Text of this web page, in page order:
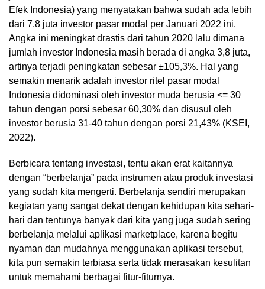
Efek Indonesia) yang menyatakan bahwa sudah ada lebih
dari 7,8 juta investor pasar modal per Januari 2022 ini.
Angka ini meningkat drastis dari tahun 2020 lalu dimana
jumlah investor Indonesia masih berada di angka 3,8 juta,
artinya terjadi peningkatan sebesar ±105,3%. Hal yang
semakin menarik adalah investor ritel pasar modal
Indonesia didominasi oleh investor muda berusia <= 30
tahun dengan porsi sebesar 60,30% dan disusul oleh
investor berusia 31-40 tahun dengan porsi 21,43% (KSEI,
2022).
Berbicara tentang investasi, tentu akan erat kaitannya
dengan “berbelanja” pada instrumen atau produk investasi
yang sudah kita mengerti. Berbelanja sendiri merupakan
kegiatan yang sangat dekat dengan kehidupan kita sehari-
hari dan tentunya banyak dari kita yang juga sudah sering
berbelanja melalui aplikasi marketplace, karena begitu
nyaman dan mudahnya menggunakan aplikasi tersebut,
kita pun semakin terbiasa serta tidak merasakan kesulitan
untuk memahami berbagai fitur-fiturnya.